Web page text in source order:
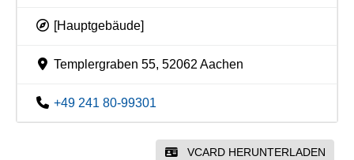
[Hauptgebäude]
Templergraben 55, 52062 Aachen
+49 241 80-99301
VCARD HERUNTERLADEN